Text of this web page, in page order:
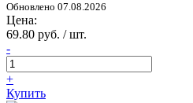
Обновлено 07.08.2026
Цена:
69.80 руб. / шт.
-
+
Купить